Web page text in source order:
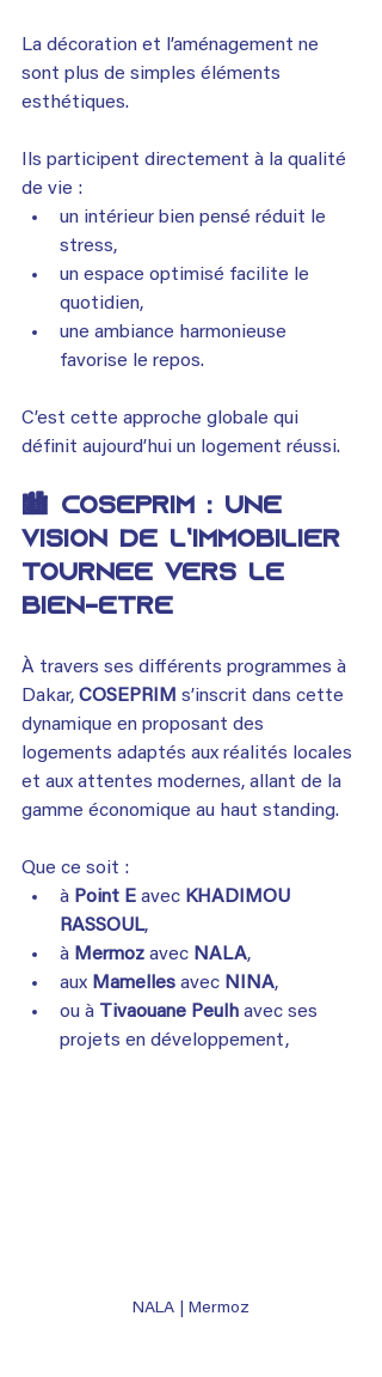
La décoration et l’aménagement ne
sont plus de simples éléments
esthétiques.
Ils participent directement à la qualité
de vie :
un intérieur bien pensé réduit le
stress,
un espace optimisé facilite le
quotidien,
une ambiance harmonieuse
favorise le repos.
C’est cette approche globale qui
définit aujourd’hui un logement réussi.
🏙️ COSEPRIM : une
vision de l’immobilier
tournée vers le
bien-être
À travers ses différents programmes à
Dakar, COSEPRIM s’inscrit dans cette
dynamique en proposant des
logements adaptés aux réalités locales
et aux attentes modernes, allant de la
gamme économique au haut standing.
Que ce soit :
à Point E avec KHADIMOU
RASSOUL,
à Mermoz avec NALA,
aux Mamelles avec NINA,
ou à Tivaouane Peulh avec ses
projets en développement,
NALA | Mermoz